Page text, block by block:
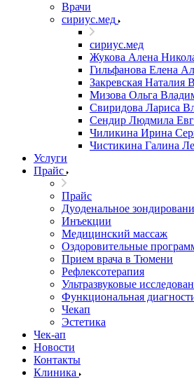
Врачи
сириус.мед
сириус.мед
Жукова Алена
Гильфанова Елена
Закревская Наталия
Мизова Ольга
Свиридова Лариса
Сендир Людмила
Чиликина Ирина
Чистикина Галина
Услуги
Прайс
Прайс
Дуоденальное
Инъекции
Медицинский массаж
Оздоровительные
Прием врача в Тюмени
Рефлексотерапия
Ультразвуковые
Функциональная
Чекап
Эстетика
Чек-ап
Новости
Контакты
Клиника